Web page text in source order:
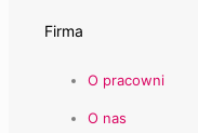
Firma
O pracowni
O nas